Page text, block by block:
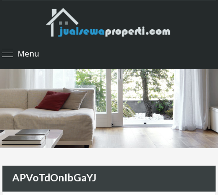
Menu
APVoTdOnIbGaYJ